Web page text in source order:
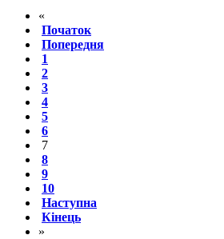
«
Початок
Попередня
1
2
3
4
5
6
7
8
9
10
Наступна
Кінець
»